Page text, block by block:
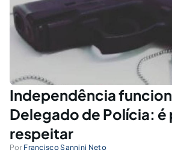
Independência
Delegado de Polícia: é
respeitar
Por Francisco Sannini Neto